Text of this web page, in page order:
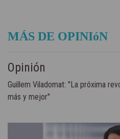
MÁS DE OPINIóN
Opinión
Guillem Viladomat: "La próxima
más y mejor"